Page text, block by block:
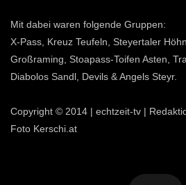
Mit dabei waren folgende Gruppen:
X-Pass, Kreuz Teufeln, Steyertaler
Großraming, Stoapass-Toifen Asten,
Diabolos Sandl, Devils & Angels Steyr.
Copyright © 2014 | echtzeit-tv |
Foto Kerschi.at